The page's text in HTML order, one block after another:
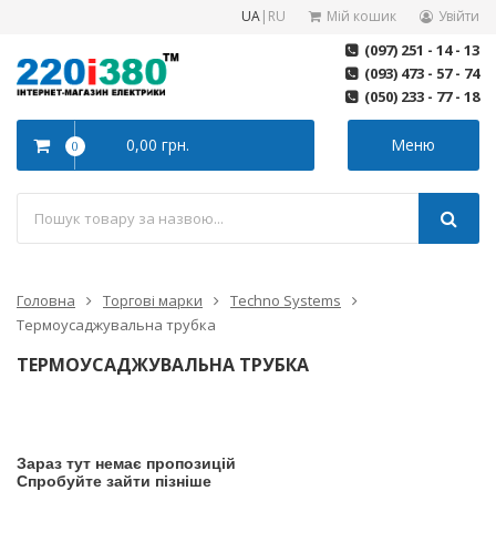
UA| RU Мій кошик Увійти
(097) 251 - 14 - 13
(093) 473 - 57 - 74
(050) 233 - 77 - 18
Меню
0 0,00 грн.
Головна Торгові марки
Techno Systems
Термоусаджувальна трубка
ТЕРМОУСАДЖУВАЛЬНА ТРУБКА
Зараз тут немає пропозицій
Спробуйте зайти пізніше